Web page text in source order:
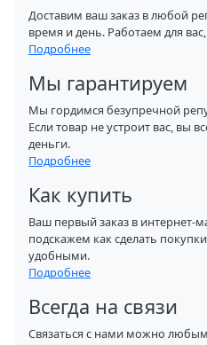
Доставим ваш заказ в любой
время и день. Работаем для
Подробнее
Мы гарантируем
Мы гордимся безупречной
Если товар не устроит вас, вы
деньги.
Подробнее
Как купить
Ваш первый заказ в интернет-
подскажем как сделать
удобными.
Подробнее
Всегда на связи
Связаться с нами можно